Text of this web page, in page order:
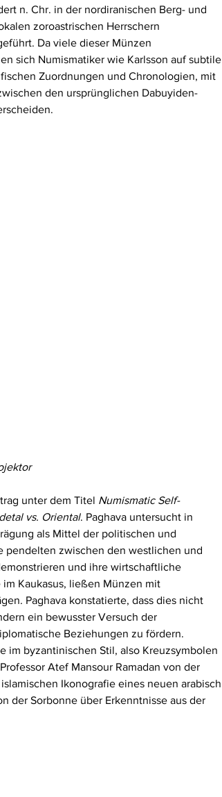
n. Chr. in der nordiranischen Berg- und
zoroastrischen Herrschern
Da viele dieser Münzen
sich Numismatiker wie Karlsson auf subtile
Zuordnungen und Chronologien, mit
den ursprünglichen Dabuyiden-
unter dem Titel Numismatic Self-
vs. Oriental. Paghava untersucht in
als Mittel der politischen und
pendelten zwischen den westlichen und
und ihre wirtschaftliche
Kaukasus, ließen Münzen mit
Paghava konstatierte, dass dies nicht
ein bewusster Versuch der
Beziehungen zu fördern.
im byzantinischen Stil, also Kreuzsymbolen
Atef Mansour Ramadan von der
Ikonografie eines neuen arabisch
der Sorbonne über Erkenntnisse aus der